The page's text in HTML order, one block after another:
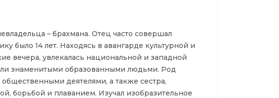
– брахмана. Отец часто совершал
было 14 лет. Находясь в авангарде культурной и
вечера, увлекалась национальной и западной
знаменитыми образованными людьми. Род
деятелями, а также сестра,
борьбой и плаванием. Изучал изобразительное